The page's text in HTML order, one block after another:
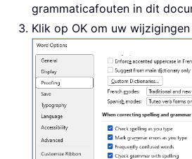
grammaticafouten in dit
Klik op OK om uw